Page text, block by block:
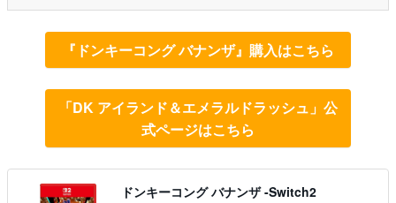
『ドンキーコング バナンザ』購入はこちら
「DK アイランド＆エメラルドラッシュ」公
式ページはこちら
ドンキーコング バナンザ -Switch2